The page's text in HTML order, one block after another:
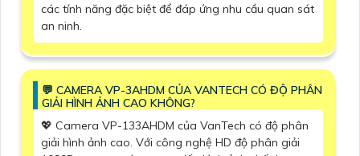
các tính năng đặc biệt để đáp ứng nhu cầu quan sát
an ninh.
️💬 CAMERA VP-3AHDM CỦA VANTECH CÓ ĐỘ PHÂN
GIẢI HÌNH ẢNH CAO KHÔNG?
💖 Camera VP-133AHDM của VanTech có độ phân
giải hình ảnh cao. Với công nghệ HD độ phân giải